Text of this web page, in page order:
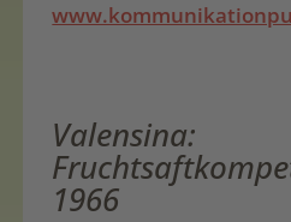
Valensina:
1966